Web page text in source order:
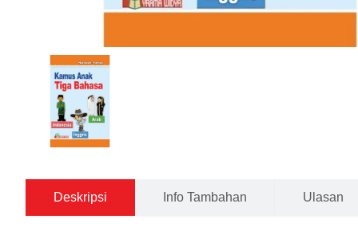
Deskripsi Info Tambahan Ulasan